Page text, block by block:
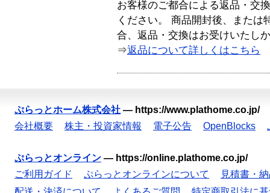
お客様のご都合による返品・交
ください。 商品開封後、または
合、返品・交換はお受けいたし
⇒返品について詳しくはこちら
ぷらっとホーム株式会社 — https://www.plathome.co.jp/
会社概要
株主・投資家情報 電子公告 OpenBlocks
ぷらっとオンライン — https://online.plathome.co.jp/
ご利用ガイド
ぷらっとオンラインについて
見積書・